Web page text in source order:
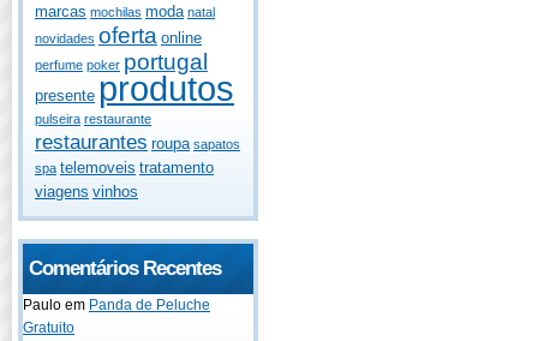
marcas mochilas moda natal
novidades oferta online
perfume poker portugal
presente produtos
pulseira restaurante
restaurantes roupa sapatos
spa telemoveis tratamento
viagens vinhos
Comentários Recentes
Paulo em Panda de Peluche
Gratuito